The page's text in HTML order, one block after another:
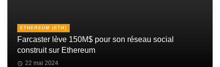
ETHEREUM (ETH)
Farcaster lève 150M$ pour son réseau social
construit sur Ethereum
22 mai 2024